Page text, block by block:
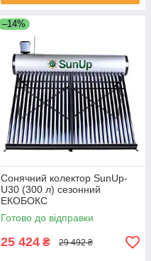
–14%
Сонячний колектор SunUp-
U30 (300 л) сезонний
ЕКОБОКС
Готово до відправки
25 424 ₴ 29 492 ₴